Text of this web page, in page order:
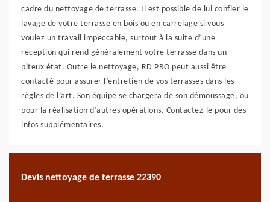
cadre du nettoyage de terrasse. Il est possible de lui confier le
lavage de votre terrasse en bois ou en carrelage si vous
voulez un travail impeccable, surtout à la suite d’une
réception qui rend généralement votre terrasse dans un
piteux état. Outre le nettoyage, RD PRO peut aussi être
contacté pour assurer l’entretien de vos terrasses dans les
règles de l’art. Son équipe se chargera de son démoussage, ou
pour la réalisation d’autres opérations. Contactez-le pour des
infos supplémentaires.
Devis nettoyage de terrasse 22390